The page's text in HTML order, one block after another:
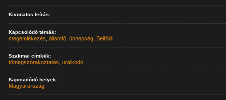
Kivonatos leírás:
Kapcsolódó témák:
megemlékezés ,államfő ,ünnepség Belföld
Szakmai címkék:
tömegszórakoztatás ,uralkodó
Kapcsolódó helyek:
Magyarország